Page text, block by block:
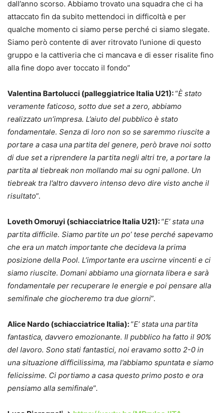
dall’anno scorso. Abbiamo trovato una squadra che ci ha
attaccato fin da subito mettendoci in difficoltà e per
qualche momento ci siamo perse perché ci siamo slegate.
Siamo però contente di aver ritrovato l’unione di questo
gruppo e la cattiveria che ci mancava e di esser risalite fino
alla fine dopo aver toccato il fondo”
Valentina Bartolucci (palleggiatrice Italia U21):“È stato
veramente faticoso, sotto due set a zero, abbiamo
realizzato un’impresa. L’aiuto del pubblico è stato
fondamentale. Senza di loro non so se saremmo riuscite a
portare a casa una partita del genere, però brave noi sotto
di due set a riprendere la partita negli altri tre, a portare la
partita al tiebreak non mollando mai su ogni pallone. Un
tiebreak tra l’altro davvero intenso devo dire visto anche il
risultato”.
Loveth Omoruyi (schiacciatrice Italia U21):“E’ stata una
partita difficile. Siamo partite un po’ tese perché sapevamo
che era un match importante che decideva la prima
posizione della Pool. L’importante era uscirne vincenti e ci
siamo riuscite. Domani abbiamo una giornata libera e sarà
fondamentale per recuperare le energie e poi pensare alla
semifinale che giocheremo tra due giorni”.
Alice Nardo (schiacciatrice Italia):“E’ stata una partita
fantastica, davvero emozionante. Il pubblico ha fatto il 90%
del lavoro. Sono stati fantastici, noi eravamo sotto 2-0 in
una situazione difficilissima, ma l’abbiamo spuntata e siamo
felicissime. Ci portiamo a casa questo primo posto e ora
pensiamo alla semifinale”.